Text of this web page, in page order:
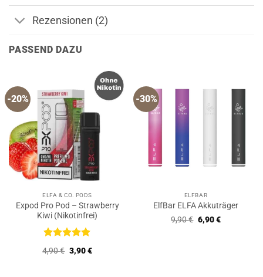
Rezensionen (2)
PASSEND DAZU
-20%
ELFA & CO. PODS
Expod Pro Pod – Strawberry
Kiwi (Nikotinfrei)
Bewertet
mit 5 von
4,90€ Ursprünglicher
Preis
3,90€Aktueller
-30%
ELFBAR
ElfBar ELFA Akkuträger
9,90€ Ursprünglicher
Preis
6,90€Aktueller